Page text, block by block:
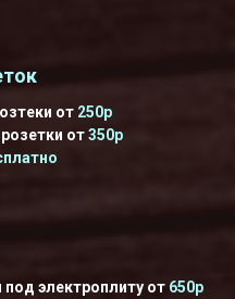
от 250р
от350р
электроплиту от 650р